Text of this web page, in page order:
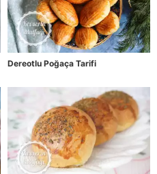
Dereotlu Poğaça Tarifi